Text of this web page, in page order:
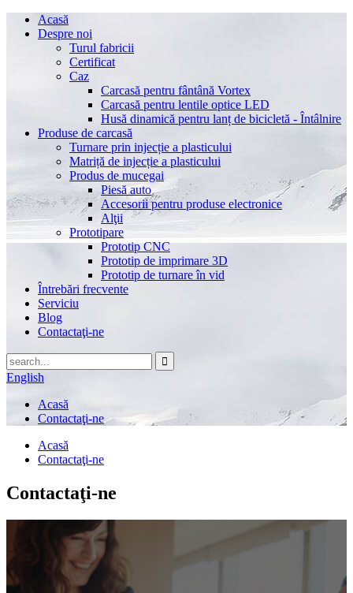
Acasă
Despre noi
Turul fabricii
Certificat
Caz
Carcasă pentru fântână Vortex
Carcasă pentru lentile optice LED
Husă dinamică pentru lanț de bicicletă - Întâlnire
Produse de carcasă
Turnare prin injecție a plasticului
Matriță de injecție a plasticului
Produs de mucegai
Piesă auto
Accesorii pentru produse electronice
Alţii
Prototipare
Prototip CNC
Prototip de imprimare 3D
Prototip de turnare în vid
Întrebări frecvente
Serviciu
Blog
Contactaţi-ne
English
Acasă
Contactaţi-ne
Acasă
Contactaţi-ne
Contactaţi-ne